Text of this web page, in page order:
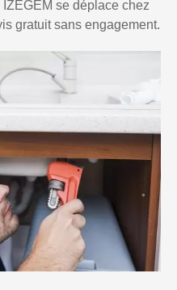
se déplace chez
gratuit sans engagement.